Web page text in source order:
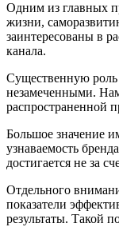
Одним из главных
жизни,
заинтересованы в
канала.
Существенную роль
незамеченными.
распространенной
Большое значение
узнаваемость
достигается не за
Отдельного
показатели
результаты. Такой